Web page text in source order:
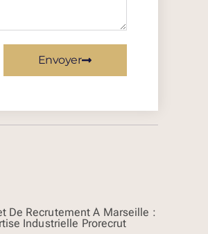
Envoyer
De Recrutement À Marseille :
Industrielle Prorecrut